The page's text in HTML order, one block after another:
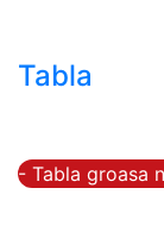
Tabla
- Tabla groasa